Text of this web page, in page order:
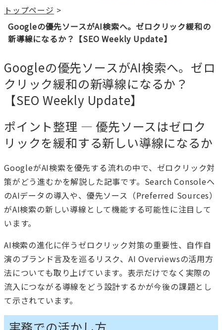
トップページ >
Googleの優先ソースがAI検索へ。ゼロクリック緩和の
新導線になるか？【SEO Weekly Update】
Googleの優先ソースがAI検索へ。ゼロ
クリック緩和の新導線になるか？
【SEO Weekly Update】
ポイント整理 — 優先ソースはゼロク
リックを緩和する新しい導線になるか
GoogleがAI検索を優先する流れの中で、ゼロクリック対
策がどう進むかを解説した記事です。Search Consoleへ
のAIデータの導入や、優先ソース（Preferred Sources）
がAI検索の新しい導線として機能する可能性に注目して
います。
AI検索の進化に伴うゼロクリック対策の重要性、自作自
演のブランド言及を巡るリスク、AI Overviewsの活用方
法についても取り上げています。表示だけでなく実際の
流入につながる導線をどう設計するかが今後の課題とし
て示されています。